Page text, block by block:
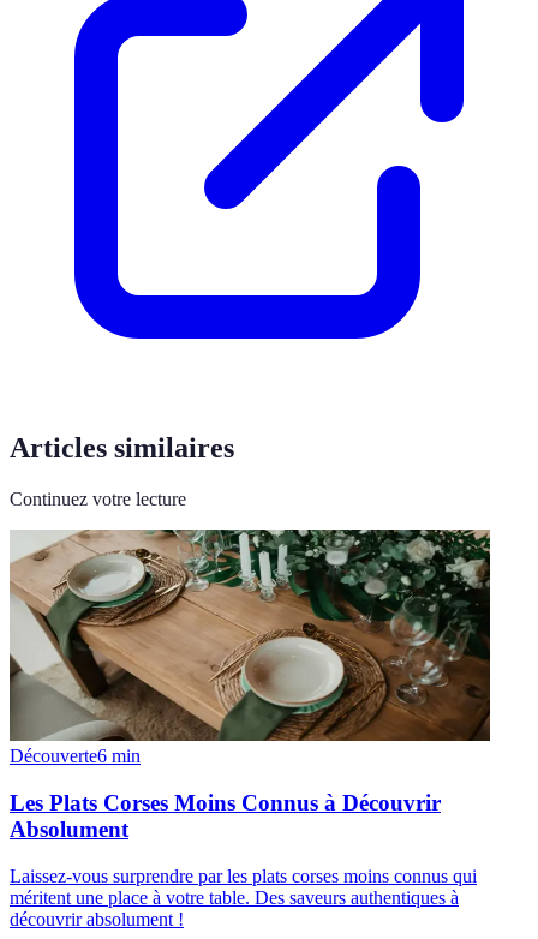
Articles similaires
Continuez votre lecture
Découverte6 min
Les Plats Corses Moins Connus à Découvrir
Absolument
Laissez-vous surprendre par les plats corses moins connus qui
méritent une place à votre table. Des saveurs authentiques à
découvrir absolument !